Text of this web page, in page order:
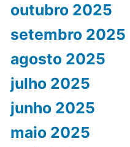
outubro 2025
setembro 2025
agosto 2025
julho 2025
junho 2025
maio 2025